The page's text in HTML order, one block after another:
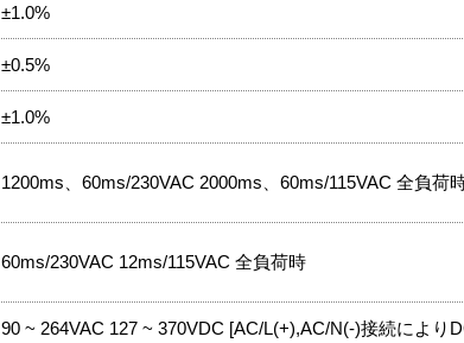
±1.0%
±0.5%
±1.0%
1200ms、60ms/230VAC 2000ms、60ms/115VAC 全負荷
60ms/230VAC 12ms/115VAC 全負荷時
90 ~ 264VAC 127 ~ 370VDC [AC/L(+),AC/N(-)接続により